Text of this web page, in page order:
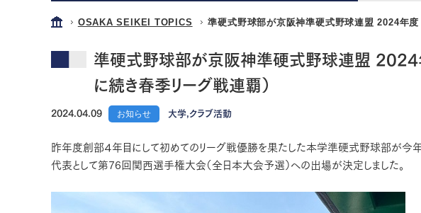
OSAKA SEIKEI TOPICS 準硬式野球部が京阪神準硬式野球連盟 2024年
準硬式野球部が京阪神準硬式野球連盟 2024
に続き春季リーグ戦連覇）
2024.04.09 お知らせ 大学,クラブ活動
昨年度創部４年目にして初めてのリーグ戦優勝を果たした本学準硬式野球部が今
代表として第76回関西選手権大会（全日本大会予選）への出場が決定しました。